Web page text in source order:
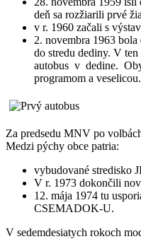
deň sa rozžiarili prvé
v r. 1960 začali s
2. novembra 1963
do stredu dediny. V
autobus v dedine.
programom a veselicou.
Za predsedu MNV po
Medzi pýchy obce patria:
vybudované stredisko
V r. 1973 dokončili
12. mája 1974 tu
CSEMADOK-U.
V sedemdesiatych rokoch